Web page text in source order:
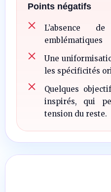
Points négatifs
L’absence
emblématiques
Une
les spécificités
Quelques
inspirés, qui
tension du reste.